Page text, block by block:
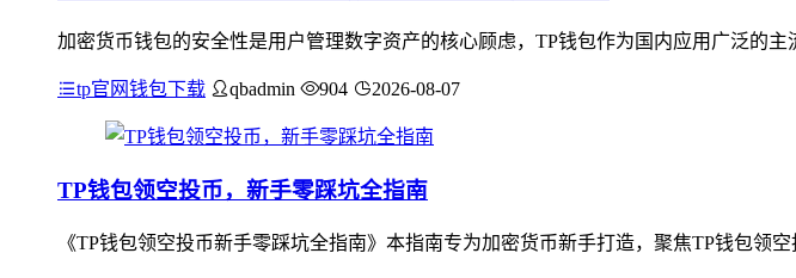
加密货币钱包的安全性是用户管理数字资产的核心顾虑，TP钱包作为国内应用广泛的
tp官网钱包下载 qbadmin 904 2026-08-07
TP钱包领空投币，新手零踩坑全指南
《TP钱包领空投币新手零踩坑全指南》本指南专为加密货币新手打造，聚焦TP钱包